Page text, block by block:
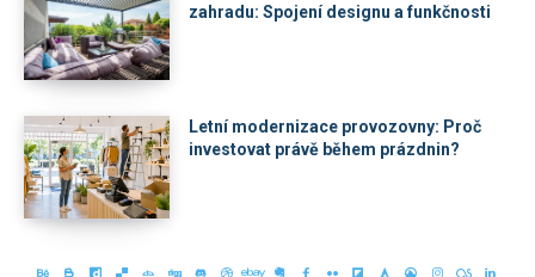
zahradu: Spojení designu a funkčnosti
Letní modernizace provozovny: Proč
investovat právě během prázdnin?